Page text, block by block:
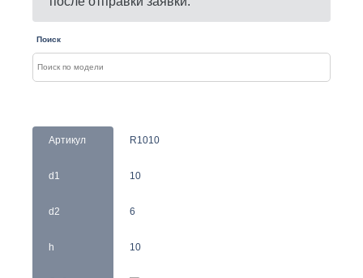
Поиск
Артикул
d1
d2
h
R1010
10
6
10